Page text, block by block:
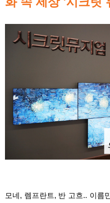
모네, 렘프란트, 반 고흐.. 이름